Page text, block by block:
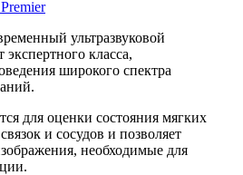
ультразвуковой
экспертного класса,
широкого спектра
для оценки состояния мягких
и сосудов и позволяет
необходимые для